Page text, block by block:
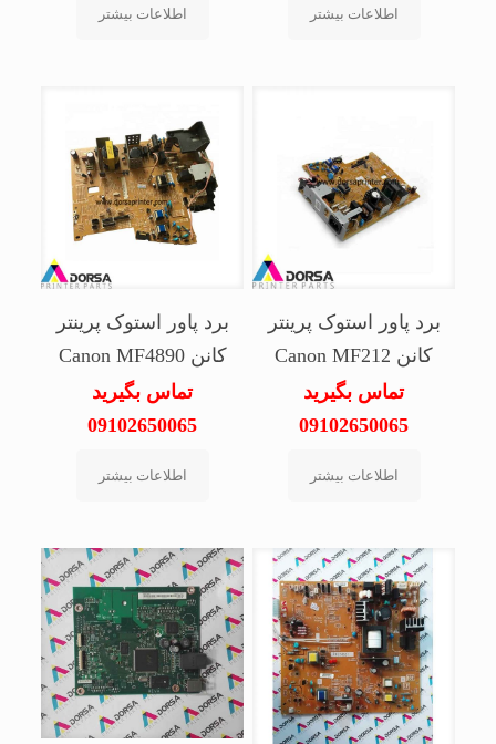
اطلاعات بیشتر اطلاعات بیشتر
برد پاور استوک پرینتر
کانن Canon MF212
تماس بگیرید
09102650065
اطلاعات بیشتر
برد پاور استوک پرینتر
کانن Canon MF4890
تماس بگیرید
09102650065
اطلاعات بیشتر